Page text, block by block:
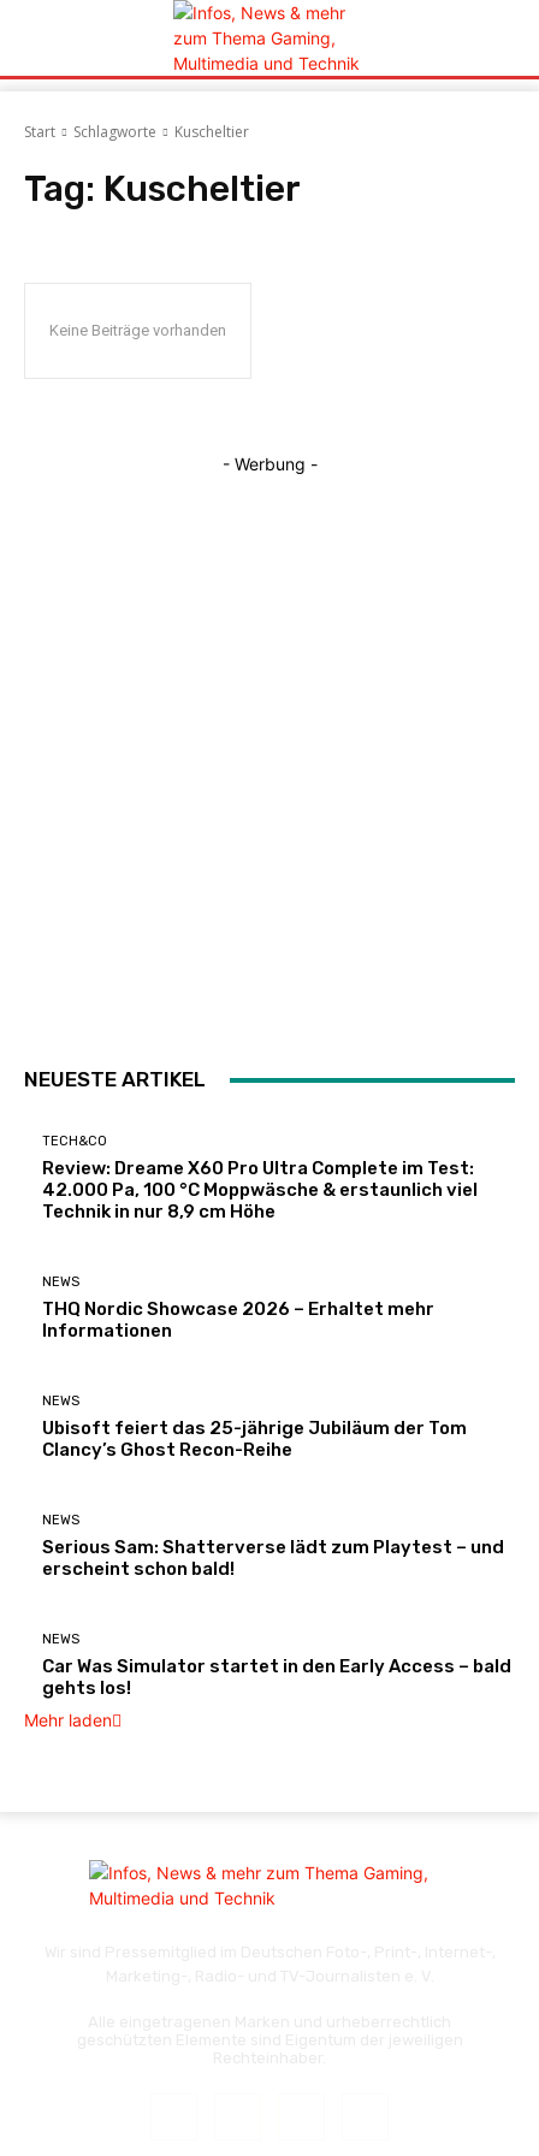
Start Schlagworte Kuscheltier
Tag: Kuscheltier
Keine Beiträge vorhanden
- Werbung -
NEUESTE ARTIKEL
TECH&CO
Review: Dreame X60 Pro Ultra Complete im Test:
42.000 Pa, 100 °C Moppwäsche & erstaunlich viel
Technik in nur 8,9 cm Höhe
NEWS
THQ Nordic Showcase 2026 – Erhaltet mehr
Informationen
NEWS
Ubisoft feiert das 25-jährige Jubiläum der Tom
Clancy’s Ghost Recon-Reihe
NEWS
Serious Sam: Shatterverse lädt zum Playtest – und
erscheint schon bald!
NEWS
Car Was Simulator startet in den Early Access – bald
gehts los!
Mehr laden